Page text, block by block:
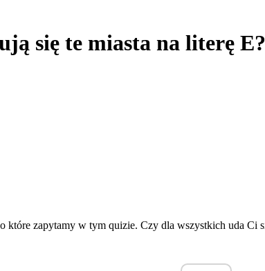
się te miasta na literę E?
zapytamy w tym quizie. Czy dla wszystkich uda Ci